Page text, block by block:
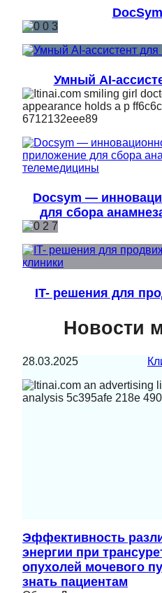
Умный AI-
Docsym —
для сбора
IT- решения для
Новости
28.03.2025
Эффективность
энергии при
опухолей мочевого
знать пациентам